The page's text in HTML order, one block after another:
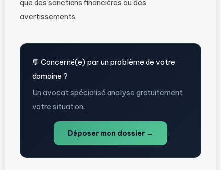
que des sanctions financières ou des
avertissements.
💬 Concerné(e) par un problème de votre
domaine ?
Un avocat spécialisé analyse gratuitement
votre situation.
Déposer mon dossier →